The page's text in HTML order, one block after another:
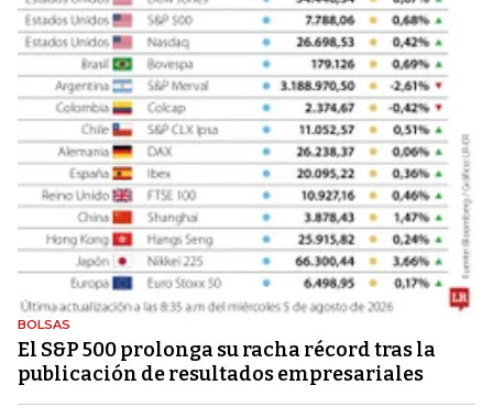
BOLSAS
El S&P 500 prolonga su racha récord tras la
publicación de resultados empresariales